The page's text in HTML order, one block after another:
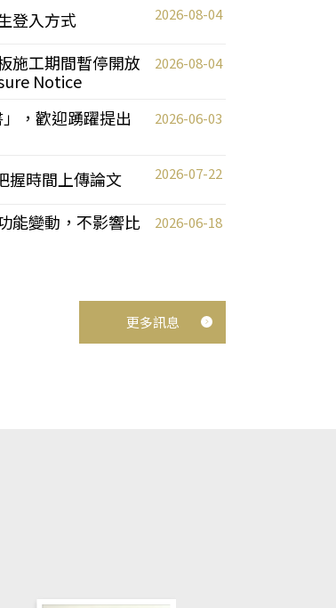
登入方式 2026-08-04
施工期間暫停開放
Notice
2026-08-04
，歡迎踴躍提出
2026-06-03
握時間上傳論文 2026-07-22
能變動，不影響比
2026-06-18
更多訊息